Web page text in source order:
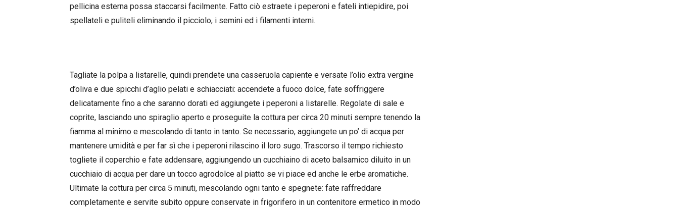
pellicina esterna possa staccarsi facilmente. Fatto ciò estraete i peperoni e fateli intiepidire, poi
spellateli e puliteli eliminando il picciolo, i semini ed i filamenti interni.
Tagliate la polpa a listarelle, quindi prendete una casseruola capiente e versate l’olio extra vergine
d’oliva e due spicchi d’aglio pelati e schiacciati: accendete a fuoco dolce, fate soffriggere
delicatamente fino a che saranno dorati ed aggiungete i peperoni a listarelle. Regolate di sale e
coprite, lasciando uno spiraglio aperto e proseguite la cottura per circa 20 minuti sempre tenendo la
fiamma al minimo e mescolando di tanto in tanto. Se necessario, aggiungete un po’ di acqua per
mantenere umidità e per far sì che i peperoni rilascino il loro sugo. Trascorso il tempo richiesto
togliete il coperchio e fate addensare, aggiungendo un cucchiaino di aceto balsamico diluito in un
cucchiaio di acqua per dare un tocco agrodolce al piatto se vi piace ed anche le erbe aromatiche.
Ultimate la cottura per circa 5 minuti, mescolando ogni tanto e spegnete: fate raffreddare
completamente e servite subito oppure conservate in frigorifero in un contenitore ermetico in modo